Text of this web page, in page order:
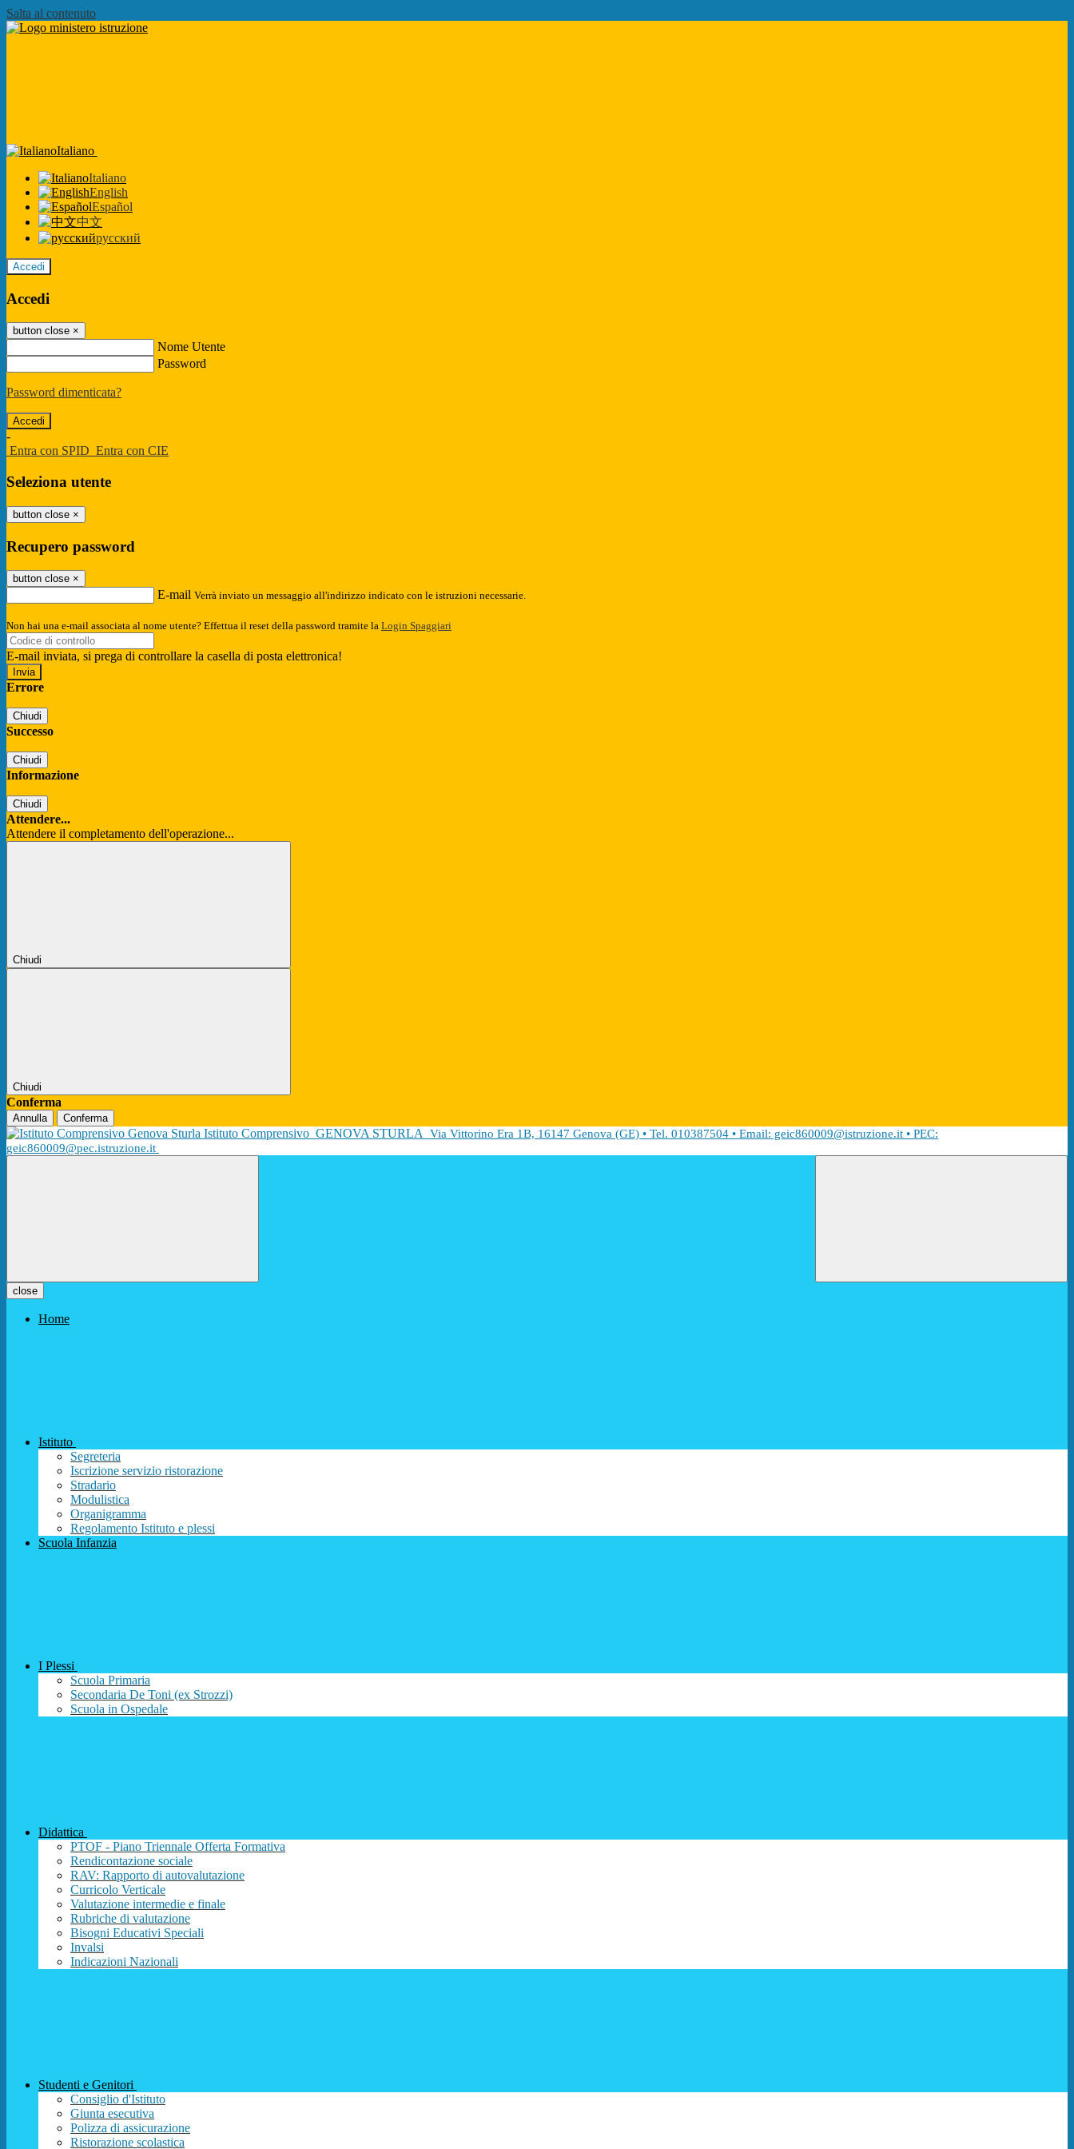
Salta al contenuto
Italiano
Italiano
English
Español
中文
русский
Accedi
Accedi
button close ×
Nome Utente
Password
Password dimenticata?
-
Entra con SPID Entra con CIE
Seleziona utente
button close ×
Recupero password
button close ×
E-mail Verrà inviato un messaggio all'indirizzo indicato con le istruzioni necessarie.
Non hai una e-mail associata al nome utente? Effettua il reset della password tramite la Login Spaggiari
E-mail inviata, si prega di controllare la casella di posta elettronica!
Errore
Chiudi
Successo
Chiudi
Informazione
Chiudi
Attendere...
Attendere il completamento dell'operazione...
Chiudi
Chiudi
Conferma
Annulla Conferma
Istituto Comprensivo GENOVA STURLA
Via Vittorino Era 1B, 16147 Genova (GE) • Tel. 010387504 • Email: geic860009@istruzione.it • PEC:
geic860009@pec.istruzione.it
close
Home
Istituto
Segreteria
Iscrizione servizio ristorazione
Stradario
Modulistica
Organigramma
Regolamento Istituto e plessi
Scuola Infanzia
I Plessi
Scuola Primaria
Secondaria De Toni (ex Strozzi)
Scuola in Ospedale
Didattica
PTOF - Piano Triennale Offerta Formativa
Rendicontazione sociale
RAV: Rapporto di autovalutazione
Curricolo Verticale
Valutazione intermedie e finale
Rubriche di valutazione
Bisogni Educativi Speciali
Invalsi
Indicazioni Nazionali
Studenti e Genitori
Consiglio d'Istituto
Giunta esecutiva
Polizza di assicurazione
Ristorazione scolastica